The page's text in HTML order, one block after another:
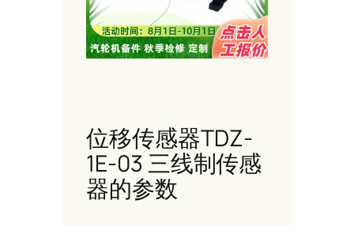
位移传感器TDZ-
1E-03 三线制传感
器的参数